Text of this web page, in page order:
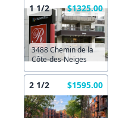
1 1/2 $1325.00
3488 Chemin de la
Côte-des-Neiges
2 1/2 $1595.00